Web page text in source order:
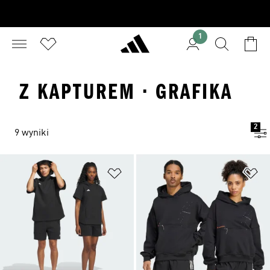
1
Z KAPTUREM · GRAFIKA
9 wyniki
2
Dodaj do listy życzeń